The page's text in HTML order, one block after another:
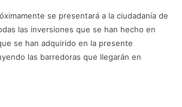
se presentará a la ciudadanía de
las inversiones que se han hecho en
se han adquirido en la presente
las barredoras que llegarán en